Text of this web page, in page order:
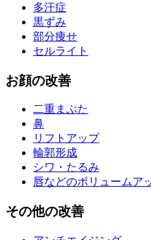
多汗症
黒ずみ
部分痩せ
セルライト
お顔の改善
二重まぶた
鼻
リフトアップ
輪郭形成
シワ・たるみ
唇などのボリュームア
その他の改善